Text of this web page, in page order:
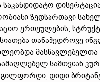
საკანდიდატო
ზედსართავი
ერთეულების,
თანამედროვე
მასწავლებელთა
სამთვიან
გილფორდი, დიდი